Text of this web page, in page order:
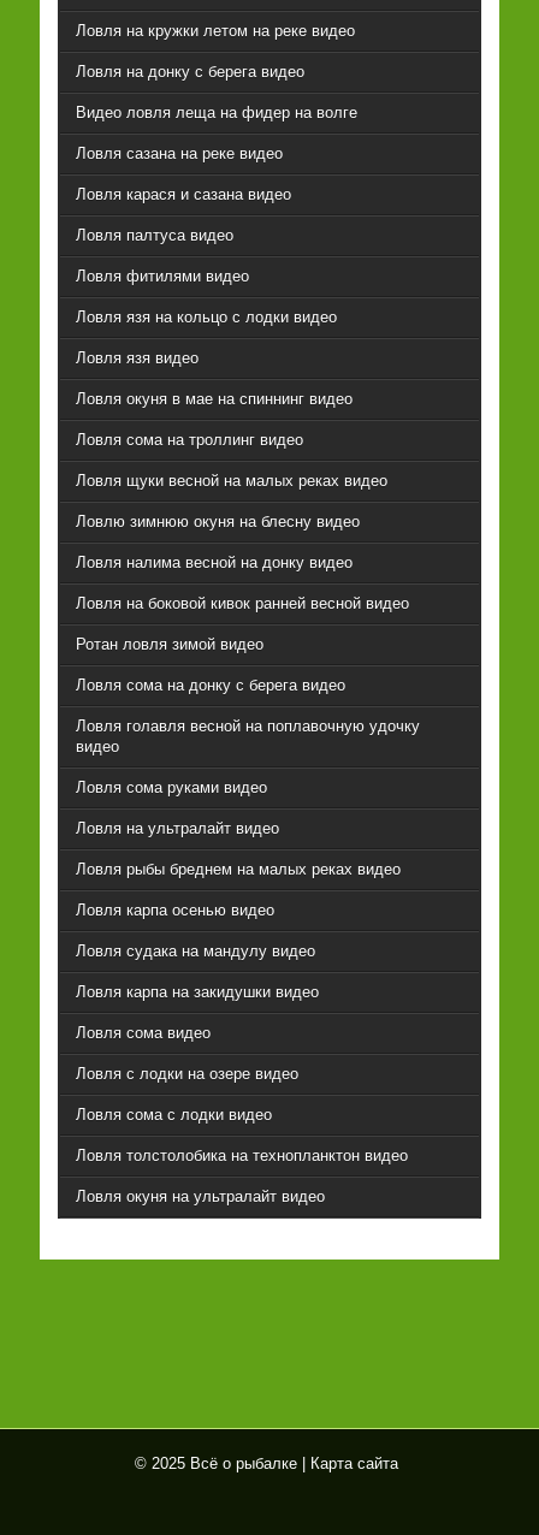
Ловля на кружки летом на реке видео
Ловля на донку с берега видео
Видео ловля леща на фидер на волге
Ловля сазана на реке видео
Ловля карася и сазана видео
Ловля палтуса видео
Ловля фитилями видео
Ловля язя на кольцо с лодки видео
Ловля язя видео
Ловля окуня в мае на спиннинг видео
Ловля сома на троллинг видео
Ловля щуки весной на малых реках видео
Ловлю зимнюю окуня на блесну видео
Ловля налима весной на донку видео
Ловля на боковой кивок ранней весной видео
Ротан ловля зимой видео
Ловля сома на донку с берега видео
Ловля голавля весной на поплавочную удочку
видео
Ловля сома руками видео
Ловля на ультралайт видео
Ловля рыбы бреднем на малых реках видео
Ловля карпа осенью видео
Ловля судака на мандулу видео
Ловля карпа на закидушки видео
Ловля сома видео
Ловля с лодки на озере видео
Ловля сома с лодки видео
Ловля толстолобика на технопланктон видео
Ловля окуня на ультралайт видео
© 2025 Всё о рыбалке | Карта сайта